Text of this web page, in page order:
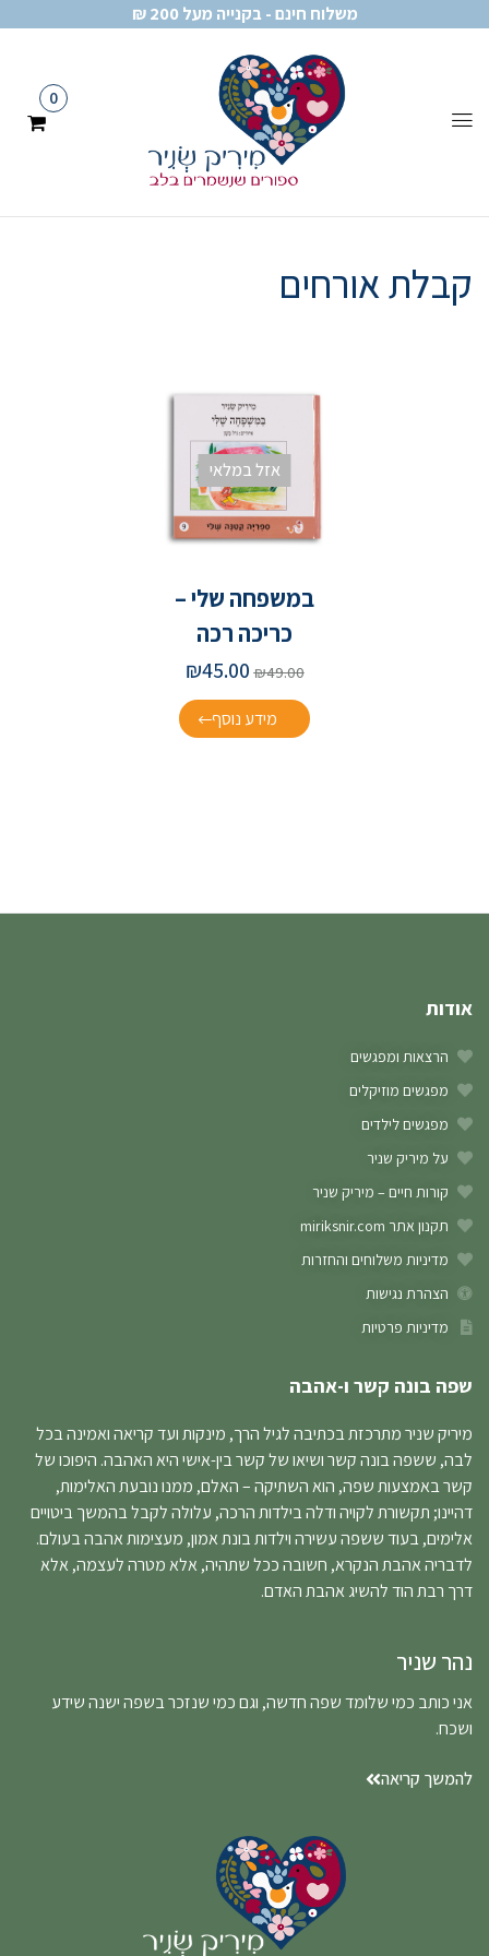
משלוח חינם - בקנייה מעל 200 ₪
0
קבלת אורחים
אזל במלאי
במשפחה שלי –
כריכה רכה
₪49.00
₪45.00
מידע נוסף
אודות
הרצאות ומפגשים
מפגשים מוזיקלים
מפגשים לילדים
על מיריק שניר
קורות חיים – מיריק שניר
תקנון אתר miriksnir.com
מדיניות משלוחים והחזרות
הצהרת נגישות
מדיניות פרטיות
שפה בונה קשר ו-אהבה
מיריק שניר מתרכזת בכתיבה לגיל הרך, מינקות ועד קריאה ואמינה בכל
לבה, ששפה בונה קשר ושיאו של קשר בין-אישי היא האהבה. היפוכו של
קשר באמצעות שפה, הוא השתיקה – האלם, ממנו נובעת האלימות,
דהיינו; תקשורת לקויה ודלה בילדות הרכה, עלולה לקבל בהמשך ביטויים
אלימים, בעוד ששפה עשירה וילדות בונת אמון, מעצימות אהבה בעולם.
לדבריה אהבת הנקרא, חשובה ככל שתהיה, אלא מטרה לעצמה, אלא
דרך רבת הוד להשיג אהבת האדם.
נהר שניר
אני כותב כמי שלומד שפה חדשה, וגם כמי שנזכר בשפה ישנה שידע
ושכח.
להמשך קריאה